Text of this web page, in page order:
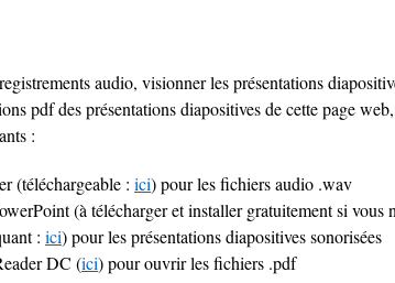
audio, visionner les présentations
pdf des présentations diapositives de cette page
:
(téléchargeable : ici) pour les fichiers audio .wav
(à télécharger et installer gratuitement si vous
: ici) pour les présentations diapositives sonorisées
DC (ici) pour ouvrir les fichiers .pdf